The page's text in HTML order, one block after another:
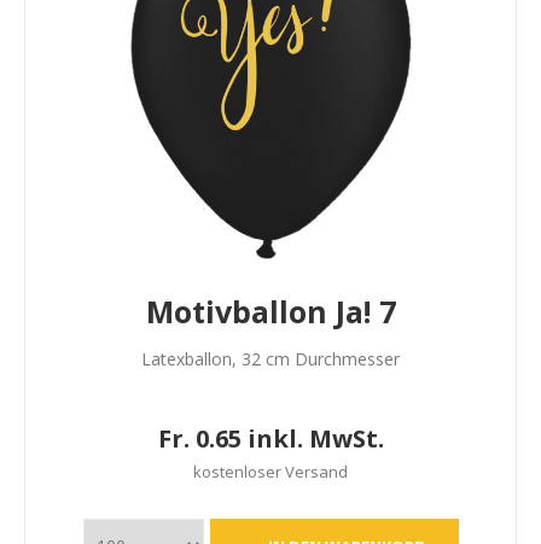
Motivballon Ja! 7
Latexballon, 32 cm Durchmesser
Fr. 0.65 inkl. MwSt.
kostenloser Versand